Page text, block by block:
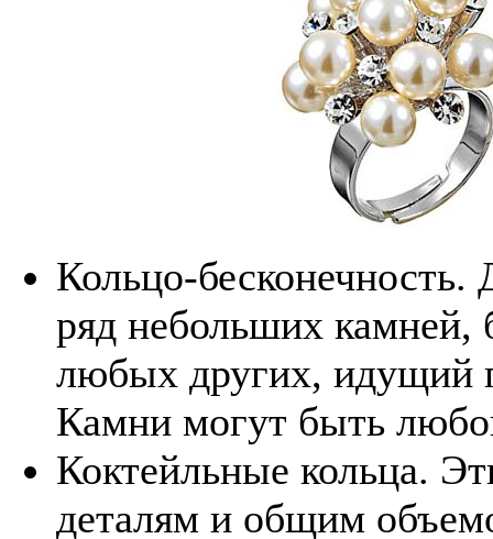
Кольцо-бесконечность.
ряд небольших камней,
любых других, идущий
Камни могут быть
Коктейльные кольца.
деталям и общим